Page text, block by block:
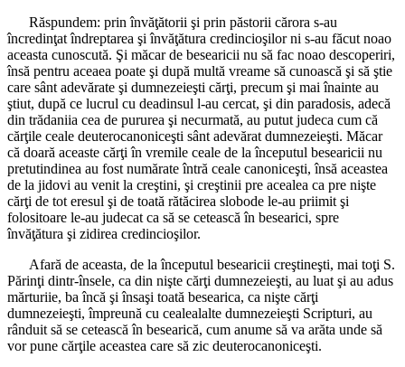
Răspundem: prin învăţătorii şi prin păstorii cărora s-au
încredinţat îndreptarea şi învăţătura credincioşilor ni s-au făcut noao
aceasta cunoscută. Şi măcar de besearicii nu să fac noao descoperiri,
însă pentru aceaea poate şi după multă vreame să cunoască şi să ştie
care sânt adevărate şi dumnezeieşti cărţi, precum şi mai înainte au
ştiut, după ce lucrul cu deadinsul l-au cercat, şi din paradosis, adecă
din trădaniia cea de pururea şi necurmată, au putut judeca cum că
cărţile ceale deuterocanoniceşti sânt adevărat dumnezeieşti. Măcar
că doară aceaste cărţi în vremile ceale de la începutul besearicii nu
pretutindinea au fost numărate întră ceale canoniceşti, însă aceastea
de la jidovi au venit la creştini, şi creştinii pre acealea ca pre nişte
cărţi de tot eresul şi de toată rătăcirea slobode le-au priimit şi
folositoare le-au judecat ca să se cetească în besearici, spre
învăţătura şi zidirea credincioşilor.
Afară de aceasta, de la începutul besearicii creştineşti, mai toţi S.
Părinţi dintr-însele, ca din nişte cărţi dumnezeieşti, au luat şi au adus
mărturiie, ba încă şi însaşi toată besearica, ca nişte cărţi
dumnezeieşti, împreună cu cealealalte dumnezeieşti Scripturi, au
rânduit să se cetească în besearică, cum anume să va arăta unde să
vor pune cărţile aceastea care să zic deuterocanoniceşti.